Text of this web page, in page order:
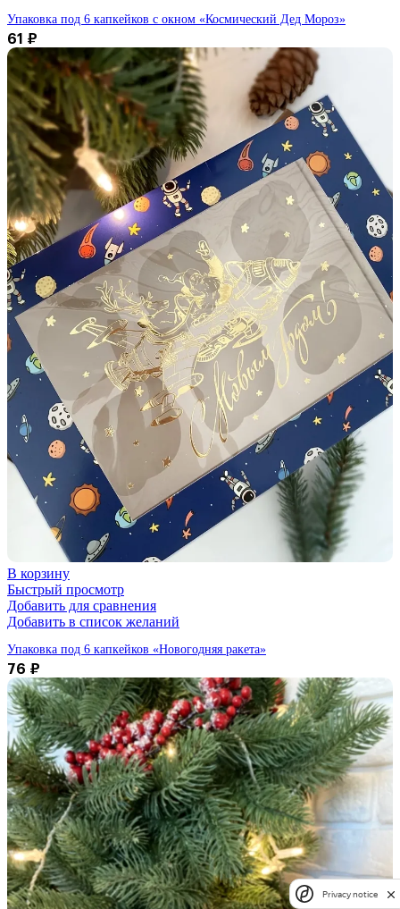
Упаковка под 6 капкейков с окном «Космический Дед Мороз»
61 ₽
В корзину
Быстрый просмотр
Добавить для сравнения
Добавить в список желаний
Упаковка под 6 капкейков «Новогодняя ракета»
76 ₽
Privacy notice